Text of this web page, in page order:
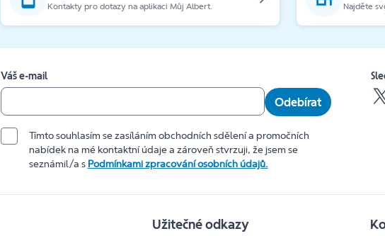
Kontakty pro dotazy na aplikaci Můj Albert. Najděte
Váš e-mail
Odebírat
Tímto souhlasím se zasíláním obchodních sdělení a promočních
nabídek na mé kontaktní údaje a zároveň stvrzuji, že jsem se
seznámil/a s Podmínkami zpracování osobních údajů.
Užitečné odkazy